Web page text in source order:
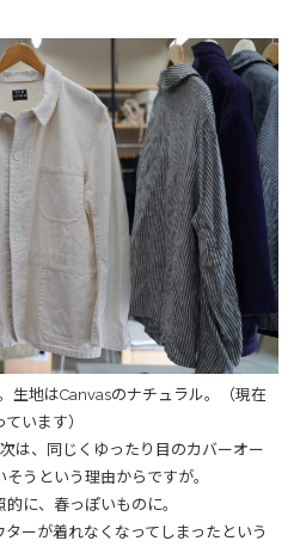
生地はCanvasのナチュラル。（現在
います）
は、同じくゆったり目のカバーオー
うという理由からですが。
に、春っぽいものに。
ーが着れなくなってしまったという